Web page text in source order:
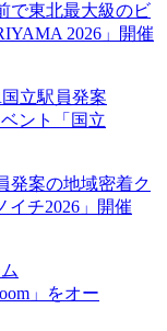
で東北最大級のビ
2026」開催
発案の地域密着ク
イチ2026」開催